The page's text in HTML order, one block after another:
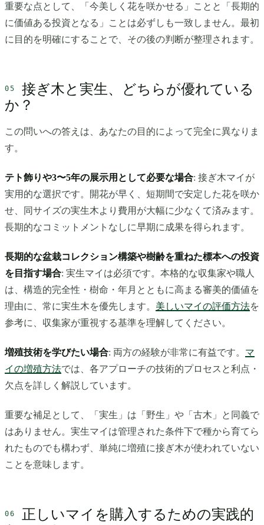
重要な点として、「今美しく花を咲かせる」ことと「長期的
に価値ある投資となる」ことは必ずしも一致しません。最初
に目的を明確にすることで、その後の判断が整理されます。
接ぎ木と実生、どちらが優れている
か？
この問いへの答えは、あなたの目的によって完全に異なりま
す。
テト飾りや3〜5年の展示用として必要な場合: 接ぎ木マイが
実用的な選択です。開花が早く、短期間で安定した花を咲か
せ、同サイズの実生木より費用が大幅に少なくて済みます。
長期的なコミットメントなしに早期に成果を得られます。
長期的な盆栽コレクション構築や樹齢を重ねた標本への投資
を目指す場合: 実生マイは必須です。本格的な収集家や職人
は、構造的完全性・樹命・年月とともに高まる審美的価値を
理由に、常に実生木を優先します。 美しいマイの評価方法を
参考に、収集家が重視する基準を理解してください。
増殖技術を学びたい場合: 両方の経験が非常に有益です。 マ
イの増殖方法では、各アプローチの技術的プロセスと利点・
欠点を詳しく解説しています。
重要な補足として、「実生」は「野生」や「古木」と同義で
はありません。実生マイは管理された条件下で種から育てら
れたものでも構わず、単純に増殖に接ぎ木が使われていない
ことを意味します。
正しいマイを購入するための実践的